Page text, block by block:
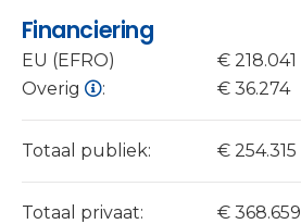
Financiering
EU (EFRO)
€ 218.041
Overig
: € 36.274
Totaal publiek: € 254.315
Totaal privaat: € 368.659